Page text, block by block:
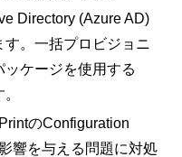
Directory (Azure AD)
。一括プロビジョニ
ケージを使用する
のConfiguration
響を与える問題に対処